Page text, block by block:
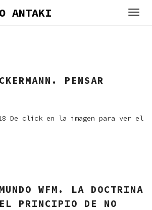
ANTAKI
PENSAR
De click en la imagen para ver el
WFM. LA DOCTRINA
PRINCIPIO DE NO